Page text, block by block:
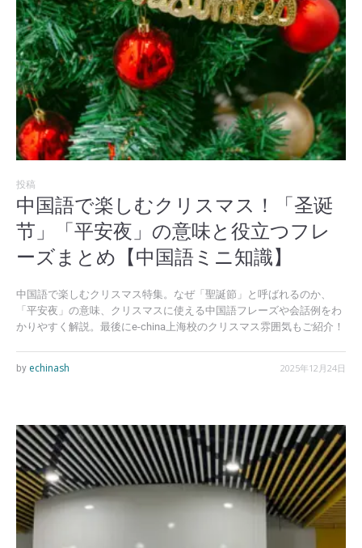
投稿
中国語で楽しむクリスマス！「圣诞
节」「平安夜」の意味と役立つフレ
ーズまとめ【中国語ミニ知識】
中国語で楽しむクリスマス特集。なぜ「聖誕節」と呼ばれるのか、
「平安夜」の意味、クリスマスに使える中国語フレーズや会話例をわ
かりやすく解説。最後にe-china上海校のクリスマス雰囲気もご紹介！
2025年12月24日
by echinash